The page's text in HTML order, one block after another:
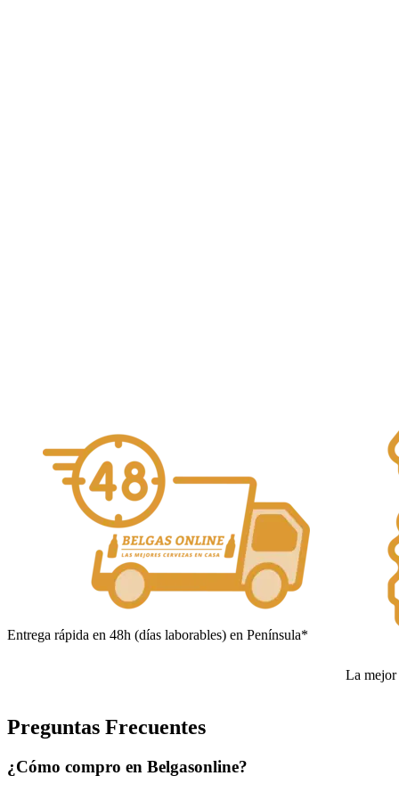
Entrega rápida en 48h (días laborables) en Península*
La mejor
Preguntas Frecuentes
¿Cómo compro en Belgasonline?